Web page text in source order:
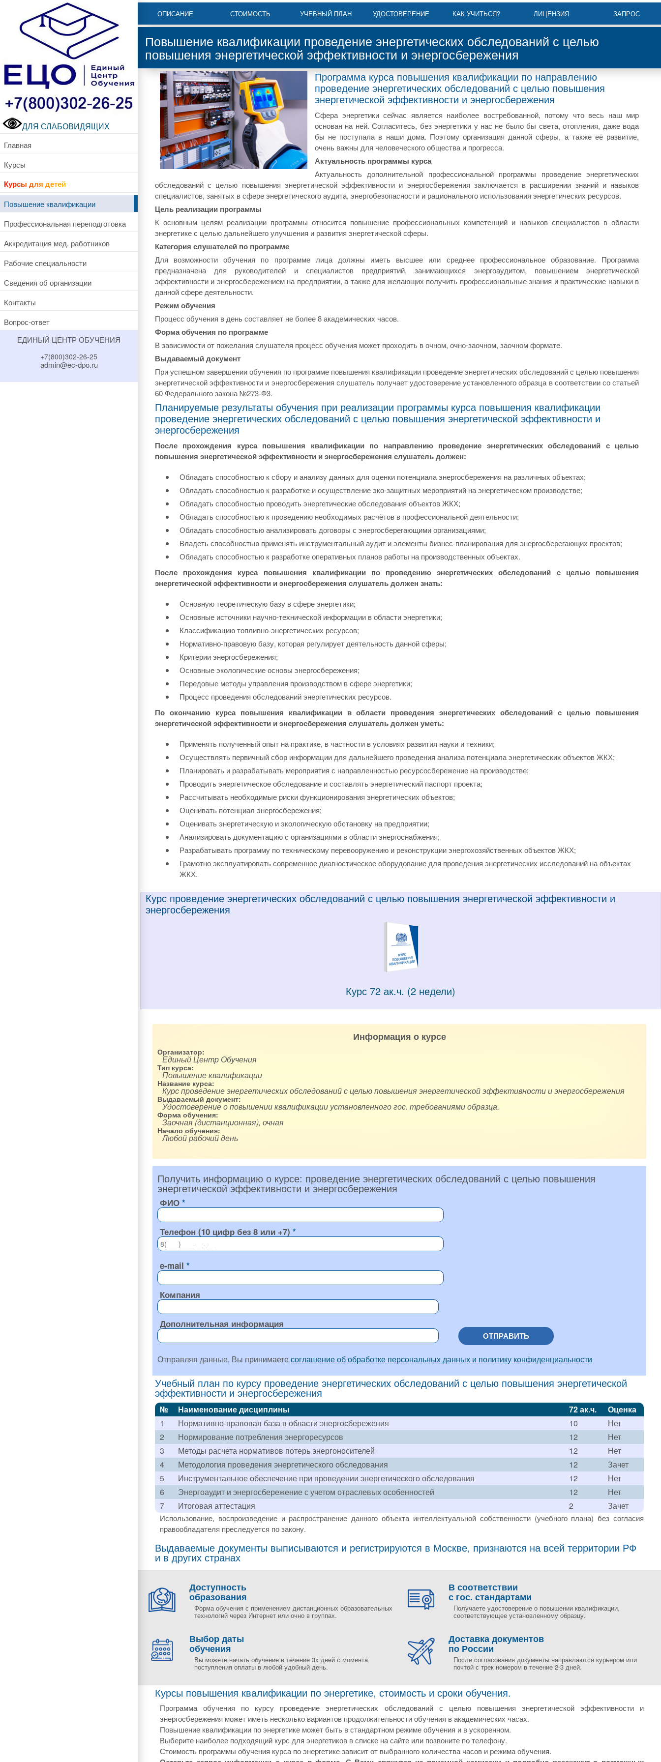
ДЛЯ СЛАБОВИДЯЩИХ
Главная
Курсы
Курсы для детей
Повышение квалификации
Профессиональная переподготовка
Аккредитация мед. работников
Рабочие специальности
Сведения об организации
Контакты
Вопрос-ответ
ЕДИНЫЙ ЦЕНТР ОБУЧЕНИЯ
+7(800)302-26-25
admin@ec-dpo.ru
ОПИСАНИЕ СТОИМОСТЬ УЧЕБНЫЙ ПЛАН УДОСТОВЕРЕНИЕ КАК УЧИТЬСЯ? ЛИЦЕНЗИЯ ЗАПРОС
Повышение квалификации проведение энергетических обследований с целью
повышения энергетической эффективности и энергосбережения
Программа курса повышения квалификации по направлению
проведение энергетических обследований с целью повышения
энергетической эффективности и энергосбережения
Сфера энергетики сейчас является наиболее востребованной, потому что весь наш мир
основан на ней. Согласитесь, без энергетики у нас не было бы света, отопления, даже вода
бы не поступала в наши дома. Поэтому организация данной сферы, а также её развитие,
очень важны для человеческого общества и прогресса.
Актуальность программы курса
Актуальность дополнительной профессиональной программы проведение энергетических
обследований с целью повышения энергетической эффективности и энергосбережения заключается в расширении знаний и навыков
специалистов, занятых в сфере энергетического аудита, энергобезопасности и рационального использования энергетических ресурсов.
Цель реализации программы
К основным целям реализации программы относится повышение профессиональных компетенций и навыков специалистов в области
энергетике с целью дальнейшего улучшения и развития энергетической сферы.
Категория слушателей по программе
Для возможности обучения по программе лица должны иметь высшее или среднее профессиональное образование. Программа
предназначена для руководителей и специалистов предприятий, занимающихся энергоаудитом, повышением энергетической
эффективности и энергосбережением на предприятии, а также для желающих получить профессиональные знания и практические навыки в
данной сфере деятельности.
Режим обучения
Процесс обучения в день составляет не более 8 академических часов.
Форма обучения по программе
В зависимости от пожелания слушателя процесс обучения может проходить в очном, очно-заочном, заочном формате.
Выдаваемый документ
При успешном завершении обучения по программе повышения квалификации проведение энергетических обследований с целью повышения
энергетической эффективности и энергосбережения слушатель получает удостоверение установленного образца в соответствии со статьей
60 Федерального закона №273-Ф3.
Планируемые результаты обучения при реализации программы курса повышения квалификации
проведение энергетических обследований с целью повышения энергетической эффективности и
энергосбережения
После прохождения курса повышения квалификации по направлению проведение энергетических обследований с целью
повышения энергетической эффективности и энергосбережения слушатель должен:
Обладать способностью к сбору и анализу данных для оценки потенциала энергосбережения на различных объектах;
Обладать способностью к разработке и осуществление эко-защитных мероприятий на энергетическом производстве;
Обладать способностью проводить энергетические обследования объектов ЖКХ;
Обладать способностью к проведению необходимых расчётов в профессиональной деятельности;
Обладать способностью анализировать договоры с энергосберегающими организациями;
Владеть способностью применять инструментальный аудит и элементы бизнес-планирования для энергосберегающих проектов;
Обладать способностью к разработке оперативных планов работы на производственных объектах.
После прохождения курса повышения квалификации по проведению энергетических обследований с целью повышения
энергетической эффективности и энергосбережения слушатель должен знать:
Основную теоретическую базу в сфере энергетики;
Основные источники научно-технической информации в области энергетики;
Классификацию топливно-энергетических ресурсов;
Нормативно-правовую базу, которая регулирует деятельность данной сферы;
Критерии энергосбережения;
Основные экологические основы энергосбережения;
Передовые методы управления производством в сфере энергетики;
Процесс проведения обследований энергетических ресурсов.
По окончанию курса повышения квалификации в области проведения энергетических обследований с целью повышения
энергетической эффективности и энергосбережения слушатель должен уметь:
Применять полученный опыт на практике, в частности в условиях развития науки и техники;
Осуществлять первичный сбор информации для дальнейшего проведения анализа потенциала энергетических объектов ЖКХ;
Планировать и разрабатывать мероприятия с направленностью ресурсосбережение на производстве;
Проводить энергетическое обследование и составлять энергетический паспорт проекта;
Рассчитывать необходимые риски функционирования энергетических объектов;
Оценивать потенциал энергосбережения;
Оценивать энергетическую и экологическую обстановку на предприятии;
Анализировать документацию с организациями в области энергоснабжения;
Разрабатывать программу по техническому перевооружению и реконструкции энергохозяйственных объектов ЖКХ;
Грамотно эксплуатировать современное диагностическое оборудование для проведения энергетических исследований на объектах
ЖКХ.
Курс проведение энергетических обследований с целью повышения энергетической эффективности и
энергосбережения
Курс 72 ак.ч. (2 недели)
Информация о курсе
Организатор:
Единый Центр Обучения
Тип курса:
Повышение квалификации
Название курса:
Курс проведение энергетических обследований с целью повышения энергетической эффективности и энергосбережения
Выдаваемый документ:
Удостоверение о повышении квалификации установленного гос. требованиями образца.
Форма обучения:
Заочная (дистанционная), очная
Начало обучения:
Любой рабочий день
Получить информацию о курсе: проведение энергетических обследований с целью повышения
энергетической эффективности и энергосбережения
ФИО
Телефон (10 цифр без 8 или +7)
e-mail
Компания
Дополнительная информация
ОТПРАВИТЬ
Отправляя данные, Вы принимаетесоглашение об обработке персональных данных и политику конфиденциальности
Учебный план по курсу проведение энергетических обследований с целью повышения энергетической
эффективности и энергосбережения
№ Наименование дисциплины 72 ак.ч.
Оценка
1
Нормативно-правовая база в области энергосбережения 10
Нет
2
Нормирование потребления энергоресурсов 12
Нет
3
Методы расчета нормативов потерь энергоносителей 12
Нет
4
Методология проведения энергетического обследования 12
Зачет
5
Инструментальное обеспечение при проведении энергетического обследования 12
Нет
6
Энергоаудит и энергосбережение с учетом отраслевых особенностей 12
Нет
7
Итоговая аттестация 2 Зачет
Использование, воспроизведение и распространение данного объекта интеллектуальной собственности (учебного плана) без согласия
правообладателя преследуется по закону.
Выдаваемые документы выписываются и регистрируются в Москве, признаются на всей территории РФ
и в других странах
Доступность
образования
Форма обучения с применением дистанционных образовательных
технологий через Интернет или очно в группах.
В соответствии
с гос. стандартами
Получаете удостоверение о повышении квалификации,
соответствующее установленному образцу.
Выбор даты
обучения
Вы можете начать обучение в течение 3х дней с момента
поступления оплаты в любой удобный день.
Доставка документов
по России
После согласования документы направляются курьером или
почтой с трек номером в течение 2-3 дней.
Курсы повышения квалификации по энергетике, стоимость и сроки обучения.
Программа обучения по курсу проведение энергетических обследований с целью повышения энергетической эффективности и
энергосбережения может иметь несколько вариантов продолжительности обучения в академических часах.
Повышение квалификации по энергетике может быть в стандартном режиме обучения и в ускоренном.
Выберите наиболее подходящий курс для энергетиков в списке на сайте или позвоните по телефону.
Стоимость программы обучения курса по энергетике зависит от выбранного количества часов и режима обучения.